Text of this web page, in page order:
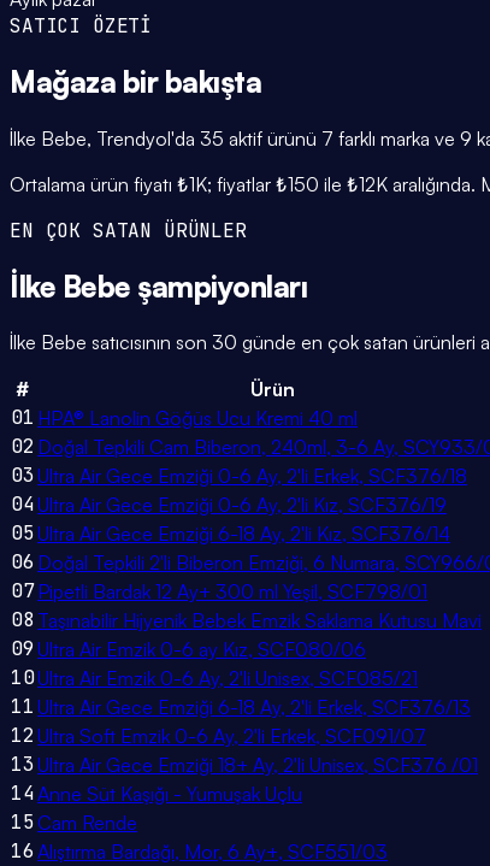
SATICI ÖZETİ
Mağaza bir bakışta
İlke Bebe, Trendyol'da 35 aktif ürünü 7 farklı marka ve 9
Ortalama ürün fiyatı ₺1K; fiyatlar ₺150 ile ₺12K
EN ÇOK SATAN ÜRÜNLER
İlke Bebe şampiyonları
İlke Bebe satıcısının son 30 günde en çok satan ürünleri
#
Ürün
01 HPA® Lanolin Göğüs Ucu Kremi 40 ml
02 Doğal Tepkili Cam Biberon, 240ml, 3-6 Ay, SCY933/
03Ultra Air Gece Emziği 0-6 Ay, 2'li Erkek, SCF376/18
04Ultra Air Gece Emziği 0-6 Ay, 2'li Kız, SCF376/19
05Ultra Air Gece Emziği 6-18 Ay, 2'li Kız, SCF376/14
06 Doğal Tepkili 2'li Biberon Emziği, 6 Numara,
07Pipetli Bardak 12 Ay+ 300 ml Yeşil, SCF798/01
08 Taşınabilir Hijyenik Bebek Emzik Saklama Kutusu Mavi
09 Ultra Air Emzik 0-6 ay Kız, SCF080/06
10Ultra Air Emzik 0-6 Ay, 2'li Unisex, SCF085/21
11 Ultra Air Gece Emziği 6-18 Ay, 2'li Erkek, SCF376/13
12 Ultra Soft Emzik 0-6 Ay, 2'li Erkek, SCF091/07
13Ultra Air Gece Emziği 18+ Ay, 2'li Unisex, SCF376 /01
14Anne Süt Kaşığı - Yumuşak Uçlu
15 Cam Rende
16 Alıştırma Bardağı, Mor, 6 Ay+, SCF551/03